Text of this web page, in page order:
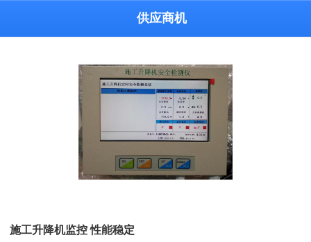
供应商机
施工升降机监控 性能稳定